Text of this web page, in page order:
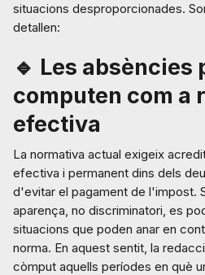
situacions desproporcionades.
detallen:
🔹 Les absències
computen com a
efectiva
La normativa actual exigeix
efectiva i permanent dins dels
d'evitar el pagament de l'impost.
aparença, no discriminatori, es
situacions que poden anar en
norma. En aquest sentit, la
còmput aquells períodes en què